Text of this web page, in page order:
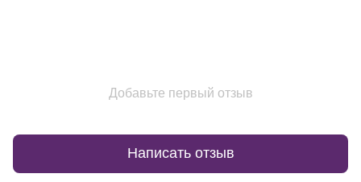
Добавьте первый отзыв
Написать отзыв